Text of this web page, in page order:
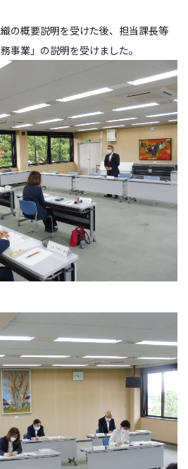
の概要説明を受けた後、担当課長等
事業」の説明を受けました。